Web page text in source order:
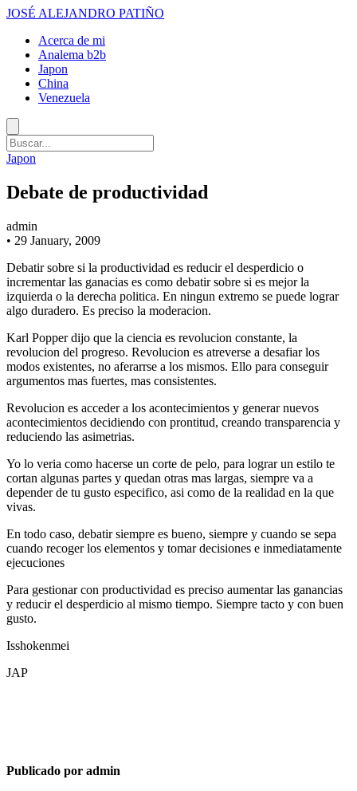
JOSÉ ALEJANDRO PATIÑO
Acerca de mi
Analema b2b
Japon
China
Venezuela
Japon
Debate de productividad
admin
• 29 January, 2009
Debatir sobre si la productividad es reducir el desperdicio o
incrementar las ganacias es como debatir sobre si es mejor la
izquierda o la derecha politica. En ningun extremo se puede lograr
algo duradero. Es preciso la moderacion.
Karl Popper dijo que la ciencia es revolucion constante, la
revolucion del progreso. Revolucion es atreverse a desafiar los
modos existentes, no aferarrse a los mismos. Ello para conseguir
argumentos mas fuertes, mas consistentes.
Revolucion es acceder a los acontecimientos y generar nuevos
acontecimientos decidiendo con prontitud, creando transparencia y
reduciendo las asimetrias.
Yo lo veria como hacerse un corte de pelo, para lograr un estilo te
cortan algunas partes y quedan otras mas largas, siempre va a
depender de tu gusto especifico, asi como de la realidad en la que
vivas.
En todo caso, debatir siempre es bueno, siempre y cuando se sepa
cuando recoger los elementos y tomar decisiones e inmediatamente
ejecuciones
Para gestionar con productividad es preciso aumentar las ganancias
y reducir el desperdicio al mismo tiempo. Siempre tacto y con buen
gusto.
Isshokenmei
JAP
Publicado por admin